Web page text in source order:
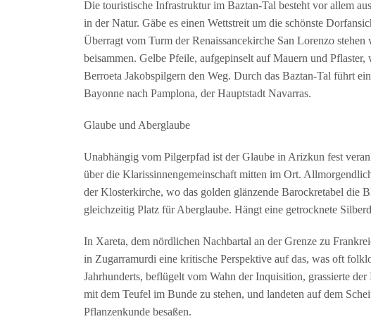
Die touristische Infrastruktur im Baztan-Tal besteht vor allem
in der Natur. Gäbe es einen Wettstreit um die schönste
Überragt vom Turm der Renaissancekirche San Lorenzo
beisammen. Gelbe Pfeile, aufgepinselt auf Mauern und
Berroeta Jakobspilgern den Weg. Durch das Baztan-Tal führt
Bayonne nach Pamplona, der Hauptstadt Navarras.
Glaube und Aberglaube
Unabhängig vom Pilgerpfad ist der Glaube in Arizkun fest
über die Klarissinnengemeinschaft mitten im Ort.
der Klosterkirche, wo das golden glänzende Barockretabel die
gleichzeitig Platz für Aberglaube. Hängt eine getrocknete
In Xareta, dem nördlichen Nachbartal an der Grenze zu
in Zugarramurdi eine kritische Perspektive auf das, was oft
Jahrhunderts, beflügelt vom Wahn der Inquisition, grassierte
mit dem Teufel im Bunde zu stehen, und landeten auf dem
Pflanzenkunde besaßen.